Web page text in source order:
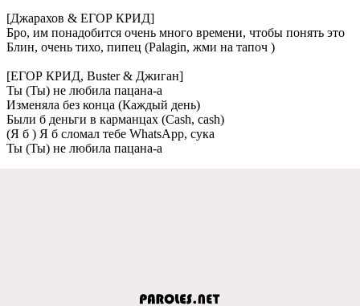
[Джарахов & ЕГОР КРИД]
Бро, им понадобится очень много времени, чтобы понять это
Блин, очень тихо, пипец (Palagin, жми на тапоч )
[ЕГОР КРИД, Buster & Джиган]
Ты (Ты) не любила пацана-а
Изменяла без конца (Каждый день)
Были б деньги в карманцах (Cash, cash)
(Я б ) Я б сломал тебе WhatsApp, сука
Ты (Ты) не любила пацана-а